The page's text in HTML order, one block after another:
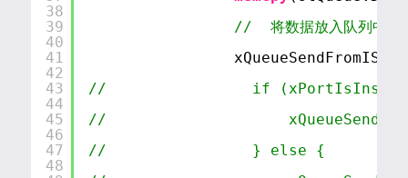
38
39
40
41
42
43
44
45
46
47
48
//  将数据放入队列中
//                if
//
//                } else {